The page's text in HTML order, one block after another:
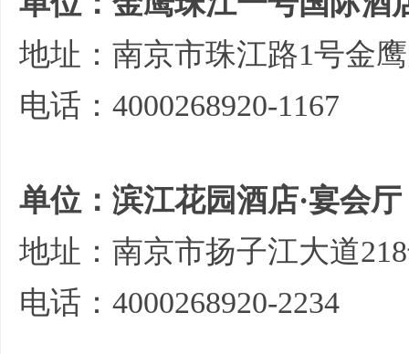
地址：南京市珠江路1号金
电话：4000268920-1167
单位：滨江花园酒店·宴会厅
地址：南京市扬子江大道
电话：4000268920-2234